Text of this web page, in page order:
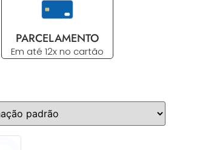
PARCELAMENTO
Em até 12x no cartão